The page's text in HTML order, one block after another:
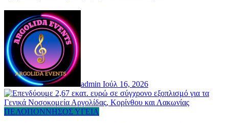
admin Ιούλ 16, 2026
ΠΕΛΟΠΟΝΝΗΣΟΣΥΓΕΙΑ